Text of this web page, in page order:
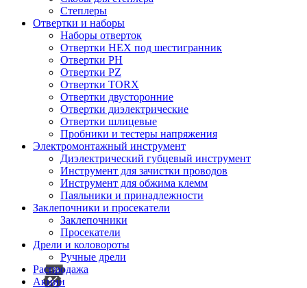
Степлеры
Отвертки и наборы
Наборы отверток
Отвертки HEX под шестигранник
Отвертки PH
Отвертки PZ
Отвертки TORX
Отвертки двусторонние
Отвертки диэлектрические
Отвертки шлицевые
Пробники и тестеры напряжения
Электромонтажный инструмент
Диэлектрический губцевый инструмент
Инструмент для зачистки проводов
Инструмент для обжима клемм
Паяльники и принадлежности
Заклепочники и просекатели
Заклепочники
Просекатели
Дрели и коловороты
Ручные дрели
Распродажа
Акции